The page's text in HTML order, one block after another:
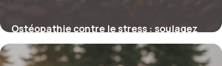
Ostéopathie contre le stress : soulagez
anxiété et tensions naturellement
9 février 2026